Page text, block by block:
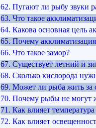
62. Пугают ли рыбу звуки
63. Что такое
64. Какова основная цель
65. Почему
66. Что такое замор?
67. Существует летний и
68. Сколько кислорода
69. Может ли рыба жить за
70. Почему рыбы не могут
71. Как влияет
72. Как влияет